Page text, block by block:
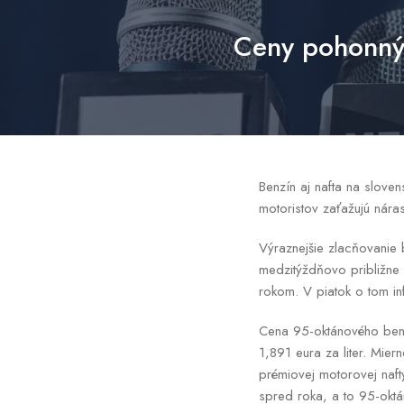
Ceny
Benzín aj nafta na
motoristov zaťažujú
Výraznejšie
medzitýždňovo
rokom. V piatok o tom
Cena 95-oktánového
1,891 eura za liter.
prémiovej motorovej
spred roka, a to 95-